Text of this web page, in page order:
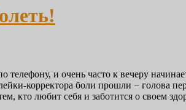
и очень часто к вечеру
корректора боли прошли − голова
кто любит себя и заботится о своем